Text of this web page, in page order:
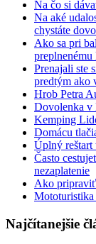
Na čo si
Na aké
chystáte
Ako sa pri
preplnenému
Prenajali ste
predtým ako
Hrob Petra
Dovolenka v
Kemping
Domácu
Úplný reštart
Často
nezaplatenie
Ako
Mototuristika
Najčítanejšie